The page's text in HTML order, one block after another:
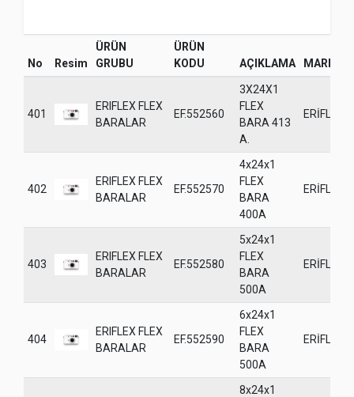
No Resim
ÜRÜN
GRUBU
ÜRÜN
KODU
AÇIKLAMA MARKA
401
ERIFLEX FLEX
BARALAR
EF.552560
3X24X1
FLEX
BARA 413
A.
ERİFLEX
402
ERIFLEX FLEX
BARALAR
EF.552570
4x24x1
FLEX
BARA
400A
ERİFLEX
403
ERIFLEX FLEX
BARALAR
EF.552580
5x24x1
FLEX
BARA
500A
ERİFLEX
404
ERIFLEX FLEX
BARALAR
EF.552590
6x24x1
FLEX
BARA
500A
ERİFLEX
8x24x1